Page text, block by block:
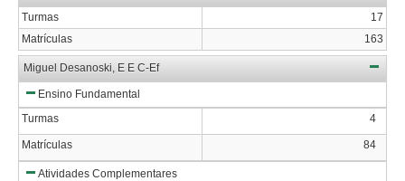
Turmas
17
Matrículas
163
Miguel Desanoski, E E C-Ef
Ensino Fundamental
Turmas
4
Matrículas 84
Atividades Complementares